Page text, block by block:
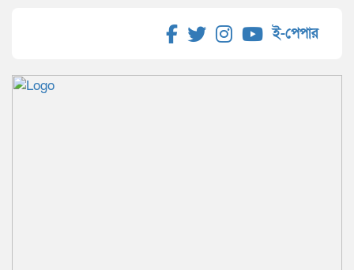
ই-পেপার